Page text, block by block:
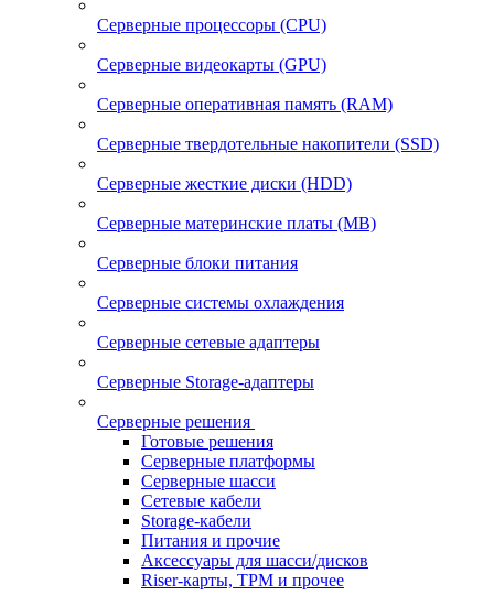
Серверные процессоры (CPU)
Серверные видеокарты (GPU)
Серверные оперативная память (RAM)
Серверные твердотельные накопители (SSD)
Серверные жесткие диски (HDD)
Серверные материнские платы (MB)
Серверные блоки питания
Серверные системы охлаждения
Серверные сетевые адаптеры
Серверные Storage-адаптеры
Серверные решения
Готовые решения
Серверные платформы
Серверные шасси
Сетевые кабели
Storage-кабели
Питания и прочие
Аксессуары для шасси/дисков
Riser-карты, TPM и прочее